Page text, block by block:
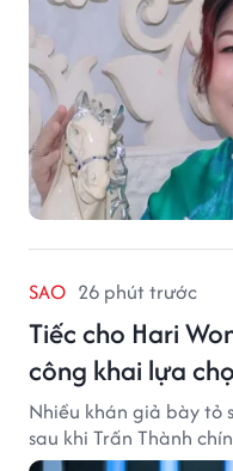
SAO 26 phút trước
Tiếc cho Hari
công khai lựa
Nhiều khán giả bày tỏ
sau khi Trấn Thành